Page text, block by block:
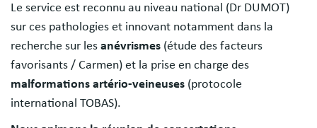
Le service est reconnu au niveau national (Dr DUMOT)
sur ces pathologies et innovant notamment dans la
recherche sur les anévrismes (étude des facteurs
favorisants / Carmen) et la prise en charge des
malformations artério-veineuses (protocole
international TOBAS).